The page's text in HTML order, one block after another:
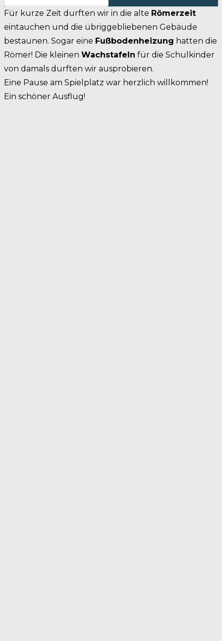
Für kurze Zeit durften wir in die alte Römerzeit
eintauchen und die übriggebliebenen Gebäude
bestaunen. Sogar eine Fußbodenheizung hatten die
Römer! Die kleinen Wachstafeln für die Schulkinder
von damals durften wir ausprobieren.
Eine Pause am Spielplatz war herzlich willkommen!
Ein schöner Ausflug!